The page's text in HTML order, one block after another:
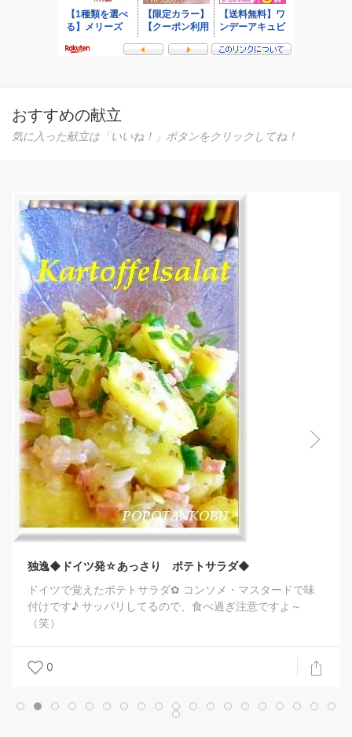
おすすめの献立
気に入った献立は「いいね！」ボタンをクリックしてね！
独逸◆ドイツ発☆あっさり ポテトサラダ◆
ドイツで覚えたポテトサラダ✿ コンソメ・マスタードで味
付けです♪ サッパリしてるので、食べ過ぎ注意ですよ～
（笑）
0